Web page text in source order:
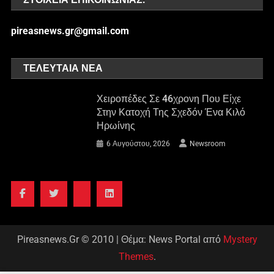
pireasnews.gr@gmail.com
ΤΕΛΕΥΤΑΊΑ ΝΈΑ
Χειροπέδες Σε 46χρονη Που Είχε
Στην Κατοχή Της Σχεδόν Ένα Κιλό
Ηρωίνης
6 Αυγούστου, 2026 Newsroom
Pireasnews.Gr © 2010 | Θέμα: News Portal από Mystery
Themes.